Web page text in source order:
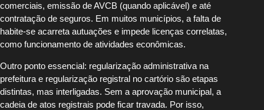
comerciais, emissão de AVCB (quando aplicável) e até
contratação de seguros. Em muitos municípios, a falta de
habite-se acarreta autuações e impede licenças correlatas,
como funcionamento de atividades econômicas.
Outro ponto essencial: regularização administrativa na
prefeitura e regularização registral no cartório são etapas
distintas, mas interligadas. Sem a aprovação municipal, a
cadeia de atos registrais pode ficar travada. Por isso,